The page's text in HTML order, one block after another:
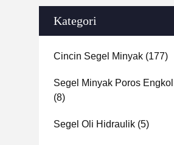
Kategori
Cincin Segel Minyak (177)
Segel Minyak Poros Engkol
(8)
Segel Oli Hidraulik (5)